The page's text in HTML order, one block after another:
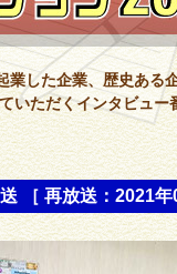
業した企業、歴史ある
いただくインタビュ
［ 再放送：2021